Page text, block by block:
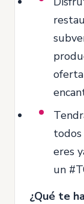
eres
un
¿Qué te